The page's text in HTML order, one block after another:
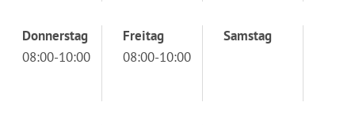
Donnerstag
08:00-10:00
Freitag
08:00-10:00
Samstag